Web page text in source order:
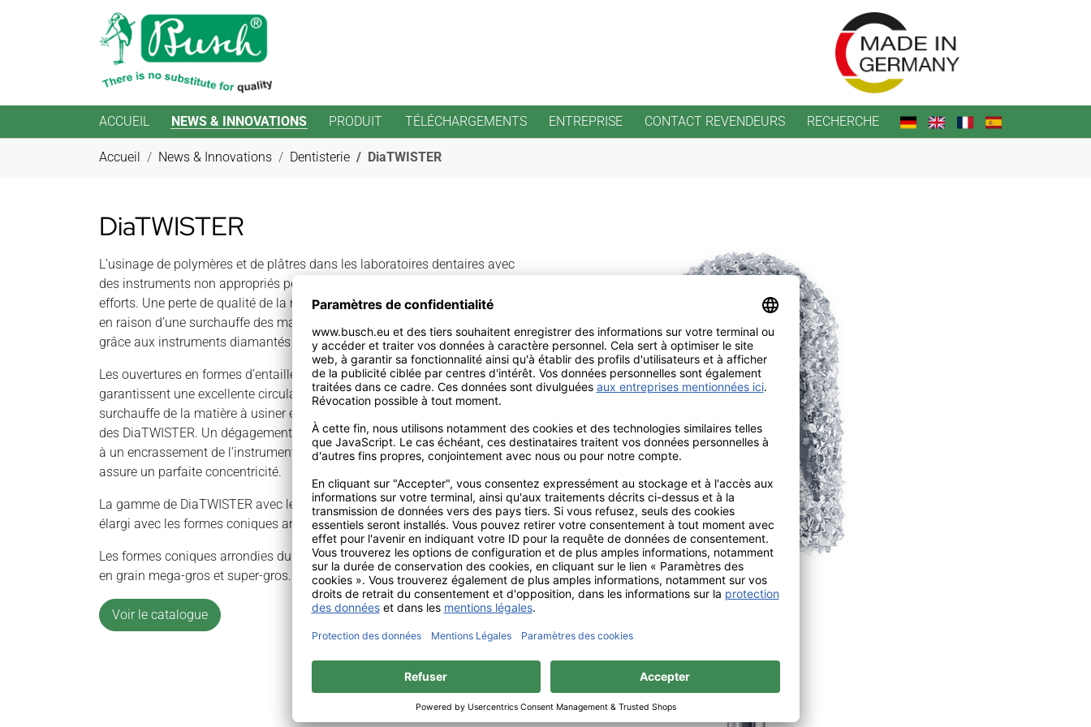
ACCUEIL NEWS & INNOVATIONS PRODUIT TÉLÉCHARGEMENTS ENTREPRISE CONTACT REVENDEURS
RECHERCHE
Accueil News & Innovations Dentisterie DiaTWISTER
DiaTWISTER
L’usinage de polymères et de plâtres dans les laboratoires dentaires avec
des instruments non appropriés peut exiger beaucoup de temps et des
efforts. Une perte de qualité de la matière à usiner est possible par exemple
en raison d’une surchauffe des matières synthétiques. Ceci peut être évité
grâce aux instruments diamantés de la gamme de DiaTWISTER.
Les ouvertures en formes d’entailles spécialement disposées, qui
garantissent une excellente circulation d’air durant l’abrasion en évitant une
surchauffe de la matière à usiner est la particularité de la partie travaillante
des DiaTWISTER. Un dégagement de chaleur réduit s’oppose parallèlement
à un encrassement de l’instrument. La fabrication en une seule pièce
assure un parfaite concentricité.
La gamme de DiaTWISTER avec les formes cylindriques arrondies a été
élargi avec les formes coniques arrondies.
Les formes coniques arrondies du DiaTWISTER sont également disponibles
en grain mega-gros et super-gros.
Voir le catalogue